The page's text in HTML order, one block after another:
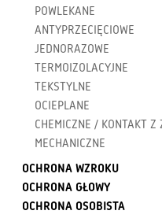
POWLEKANE
ANTYPRZECIĘCIOWE
JEDNORAZOWE
TERMOIZOLACYJNE
TEKSTYLNE
OCIEPLANE
CHEMICZNE / KONTAKT Z
MECHANICZNE
OCHRONA WZROKU
OCHRONA GŁOWY
OCHRONA OSOBISTA